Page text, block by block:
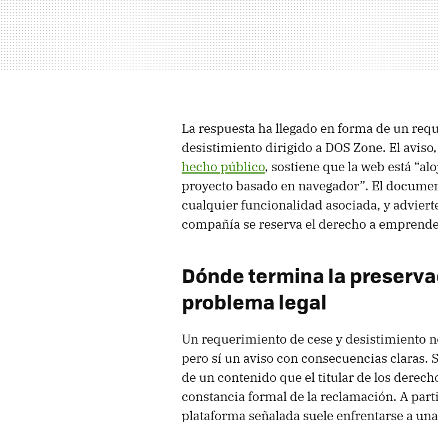
La respuesta ha llegado en forma de un
desistimiento dirigido a DOS Zone. El aviso,
hecho público, sostiene que la web está
proyecto basado en navegador”. El
cualquier funcionalidad asociada, y
compañía se reserva el derecho a
Dónde termina la
problema legal
Un requerimiento de cese y desistimiento
pero sí un aviso con consecuencias claras.
de un contenido que el titular de los
constancia formal de la reclamación. A
plataforma señalada suele enfrentarse a